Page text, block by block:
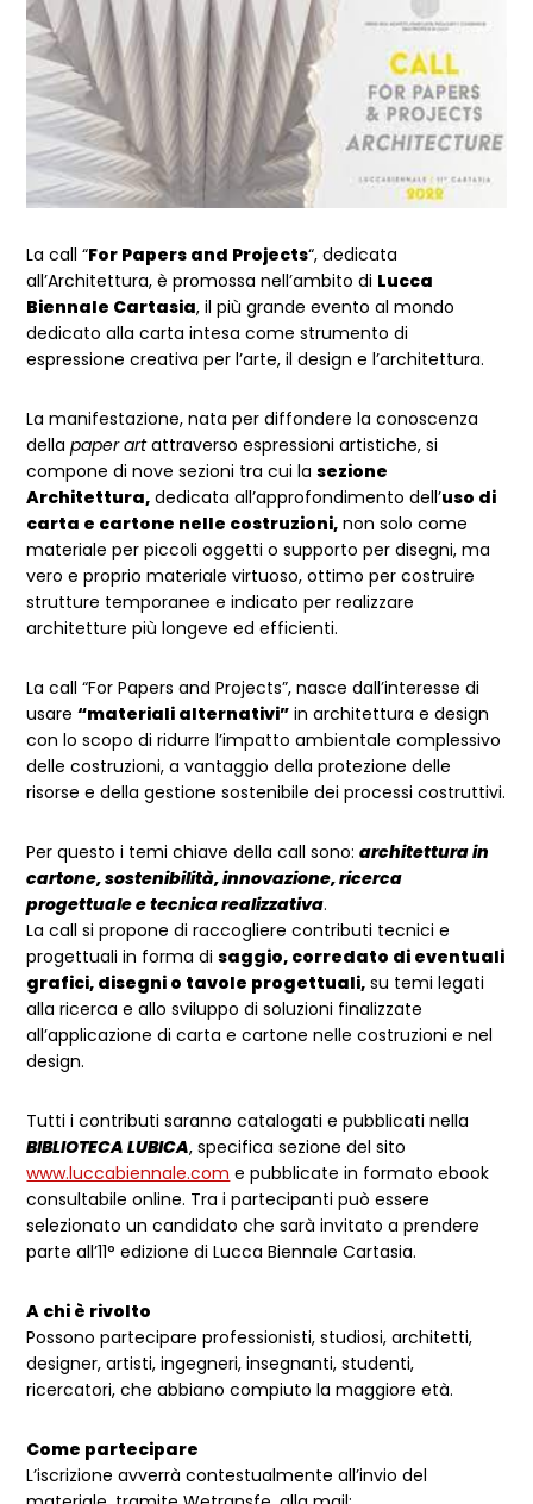
La call “For Papers and Projects“, dedicata
all’Architettura, è promossa nell’ambito di Lucca
Biennale Cartasia, il più grande evento al mondo
dedicato alla carta intesa come strumento di
espressione creativa per l’arte, il design e l’architettura.
La manifestazione, nata per diffondere la conoscenza
dellapaper artattraverso espressioni artistiche, si
compone di nove sezioni tra cui lasezione
Architettura, dedicata all’approfondimento dell’uso di
carta e cartone nelle costruzioni, non solo come
materiale per piccoli oggetti o supporto per disegni, ma
vero e proprio materiale virtuoso, ottimo per costruire
strutture temporanee e indicato per realizzare
architetture più longeve ed efficienti.
La call “For Papers and Projects”, nasce dall’interesse di
usare“materiali alternativi” in architettura e design
con lo scopo di ridurre l’impatto ambientale complessivo
delle costruzioni, a vantaggio della protezione delle
risorse e della gestione sostenibile dei processi costruttivi.
Per questo i temi chiave della call sono:architettura in
cartone, sostenibilità, innovazione, ricerca
progettuale e tecnica realizzativa.
La call si propone di raccogliere contributi tecnici e
progettuali in forma disaggio, corredato di eventuali
grafici, disegni o tavole progettuali, su temi legati
alla ricerca e allo sviluppo di soluzioni finalizzate
all’applicazione di carta e cartone nelle costruzioni e nel
design.
Tutti i contributi saranno catalogati e pubblicati nella
BIBLIOTECA LUBICA, specifica sezione del sito
www.luccabiennale.com e pubblicate in formato ebook
consultabile online. Tra i partecipanti può essere
selezionato un candidato che sarà invitato a prendere
parte all’11° edizione di Lucca Biennale Cartasia.
A chi è rivolto
Possono partecipare professionisti, studiosi, architetti,
designer, artisti, ingegneri, insegnanti, studenti,
ricercatori, che abbiano compiuto la maggiore età.
Come partecipare
L’iscrizione avverrà contestualmente all’invio del